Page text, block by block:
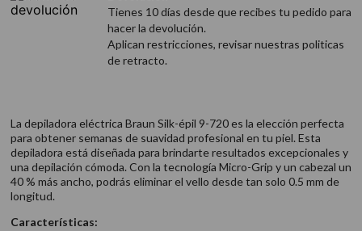
Tienes 10 días desde que recibes tu pedido para
hacer la devolución.
Aplican restricciones, revisar nuestras politicas
de retracto.
La depiladora eléctrica Braun Silk-épil 9-720 es la elección perfecta
para obtener semanas de suavidad profesional en tu piel. Esta
depiladora está diseñada para brindarte resultados excepcionales y
una depilación cómoda. Con la tecnología Micro-Grip y un cabezal un
40 % más ancho, podrás eliminar el vello desde tan solo 0.5 mm de
longitud.
Características: